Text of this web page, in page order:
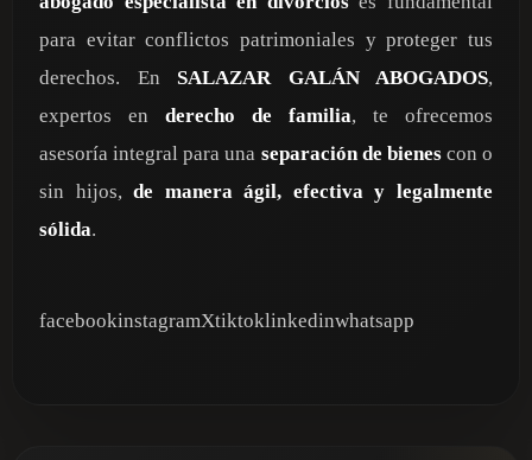
para evitar conflictos patrimoniales y proteger tus
derechos. En SALAZAR GALÁN ABOGADOS,
expertos en derecho de familia, te ofrecemos
asesoría integral para una separación de bienescon o
sin hijos,de manera ágil, efectiva y legalmente
sólida.
facebookinstagramXtiktoklinkedinwhatsapp